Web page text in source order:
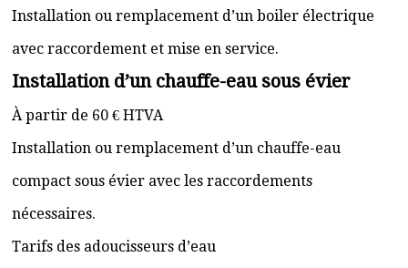
Installation ou remplacement d’un boiler électrique
avec raccordement et mise en service.
Installation d’un chauffe-eau sous évier
À partir de 60 € HTVA
Installation ou remplacement d’un chauffe-eau
compact sous évier avec les raccordements
nécessaires.
Tarifs des adoucisseurs d’eau